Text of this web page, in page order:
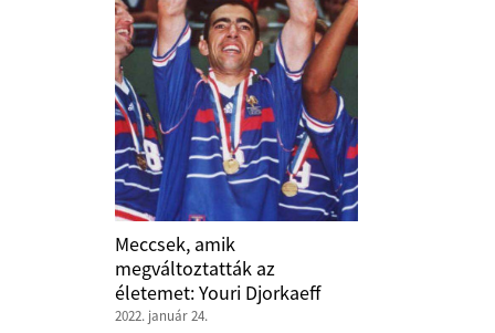
Meccsek, amik
megváltoztatták az
életemet: Youri Djorkaeff
2022. január 24.